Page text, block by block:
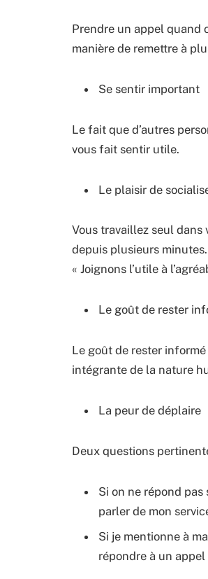
Prendre un appel quand
manière de remettre à
Se sentir important
Le fait que d’autres
vous fait sentir utile.
Le plaisir de
Vous travaillez seul dans
depuis plusieurs
« Joignons l’utile à
Le goût de rester
Le goût de rester
intégrante de la nature
La peur de déplaire
Deux questions
Si on ne répond
parler de mon
Si je mentionne à
répondre à un